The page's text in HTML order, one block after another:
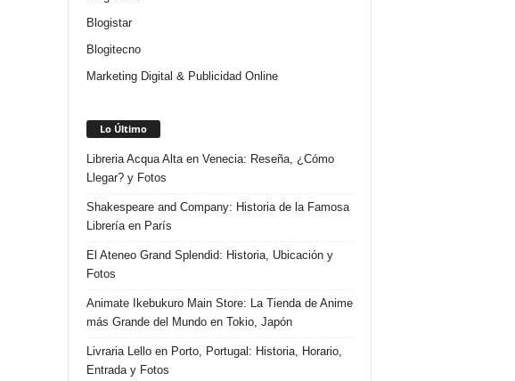
Blogistar
Blogitecno
Marketing Digital & Publicidad Online
Lo Último
Libreria Acqua Alta en Venecia: Reseña, ¿Cómo
Llegar? y Fotos
Shakespeare and Company: Historia de la Famosa
Librería en París
El Ateneo Grand Splendid: Historia, Ubicación y
Fotos
Animate Ikebukuro Main Store: La Tienda de Anime
más Grande del Mundo en Tokio, Japón
Livraria Lello en Porto, Portugal: Historia, Horario,
Entrada y Fotos